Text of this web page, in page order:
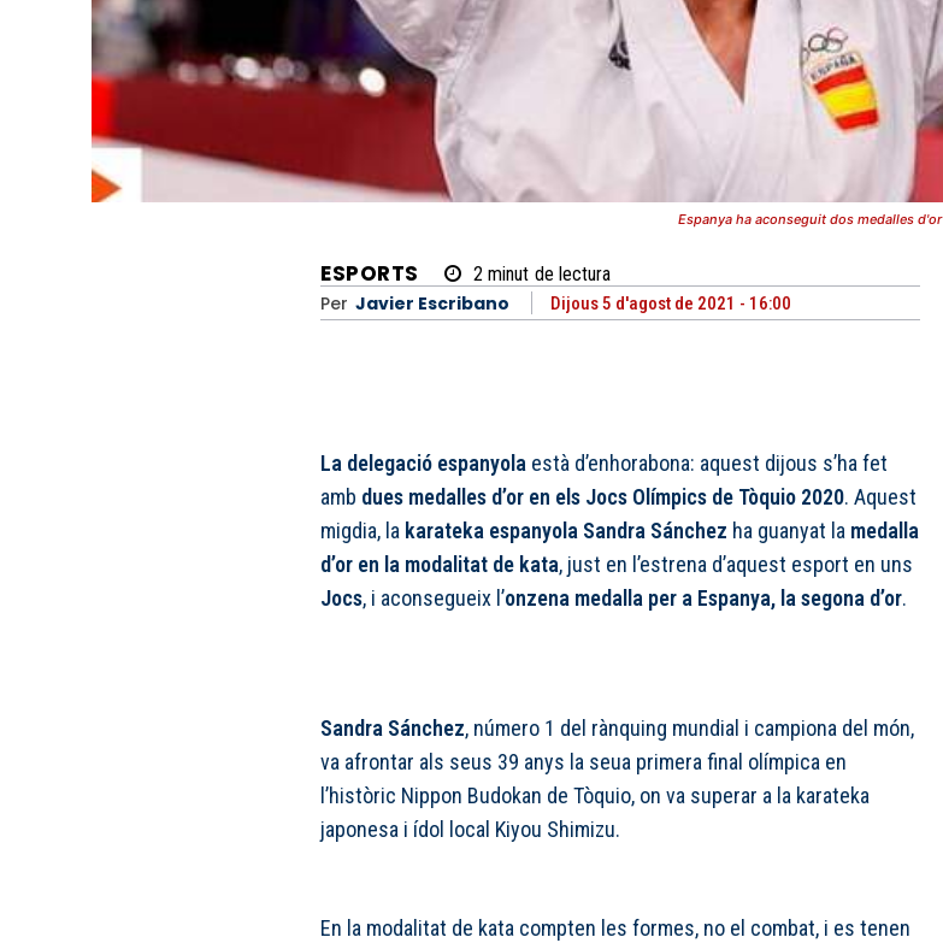
Espanya ha aconseguit dos medalles d'or
ESPORTS 2minut de lectura
Per Javier Escribano Dijous 5 d'agost de 2021 - 16:00
La delegació espanyola està d’enhorabona: aquest dijous s’ha fet
amb dues medalles d’or en els Jocs Olímpics de Tòquio 2020. Aquest
migdia, la karateka espanyola Sandra Sánchez ha guanyat la medalla
d’or en la modalitat de kata, just en l’estrena d’aquest esport en uns
Jocs, i aconsegueix l’onzena medalla per a Espanya, la segona d’or.
Sandra Sánchez, número 1 del rànquing mundial i campiona del món,
va afrontar als seus 39 anys la seua primera final olímpica en
l’històric Nippon Budokan de Tòquio, on va superar a la karateka
japonesa i ídol local Kiyou Shimizu.
En la modalitat de kata compten les formes, no el combat, i es tenen